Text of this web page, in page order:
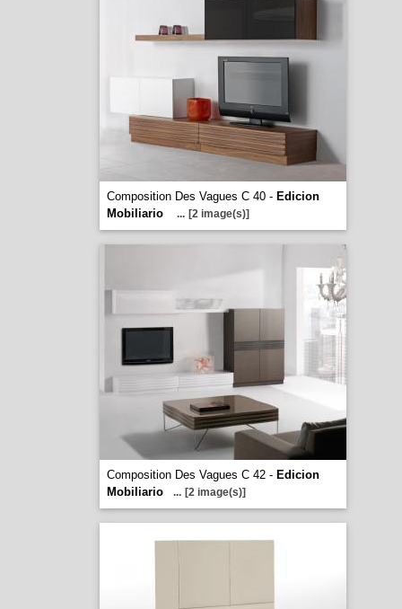
Composition Des Vagues C 40 - Edicion
Mobiliario
... [2 image(s)]
Composition Des Vagues C 42 - Edicion
Mobiliario
... [2 image(s)]